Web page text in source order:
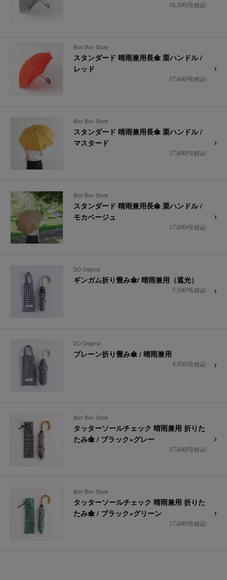
16,500円(税込)
Bon Bon Store
スタンダード 晴雨兼用長傘 栗ハンドル /
レッド
17,600円(税込)
Bon Bon Store
スタンダード 晴雨兼用長傘 栗ハンドル /
マスタード
17,600円(税込)
Bon Bon Store
スタンダード 晴雨兼用長傘 栗ハンドル /
モカベージュ
17,600円(税込)
DO Original
ギンガム折り畳み傘/ 晴雨兼用（遮光）
5,500円(税込)
DO Original
プレーン折り畳み傘 / 晴雨兼用
4,950円(税込)
Bon Bon Store
タッターソールチェック 晴雨兼用 折りた
たみ傘 / ブラック×グレー
17,600円(税込)
Bon Bon Store
タッターソールチェック 晴雨兼用 折りた
たみ傘 / ブラック×グリーン
17,600円(税込)